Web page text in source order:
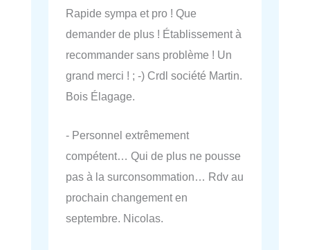
Rapide sympa et pro ! Que
demander de plus ! Établissement à
recommander sans problème ! Un
grand merci ! ; -) Crdl société Martin.
Bois Élagage.
- Personnel extrêmement
compétent… Qui de plus ne pousse
pas à la surconsommation… Rdv au
prochain changement en
septembre. Nicolas.